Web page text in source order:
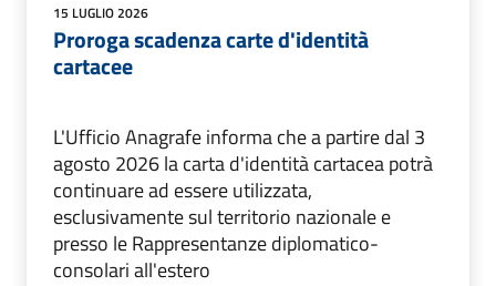
15 LUGLIO 2026
Proroga scadenza carte d'identità
cartacee
L'Ufficio Anagrafe informa che a partire dal 3
agosto 2026 la carta d'identità cartacea potrà
continuare ad essere utilizzata,
esclusivamente sul territorio nazionale e
presso le Rappresentanze diplomatico-
consolari all'estero